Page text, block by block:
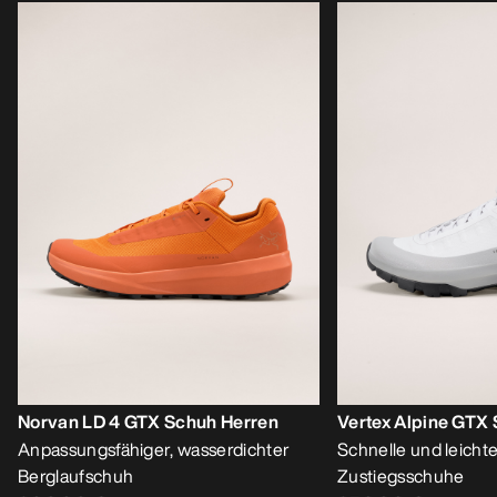
Norvan LD 4 GTX Schuh Herren
Anpassungsfähiger, wasserdichter
Berglaufschuh
Vertex Alpine GTX
Schnelle und
Zustiegsschuhe